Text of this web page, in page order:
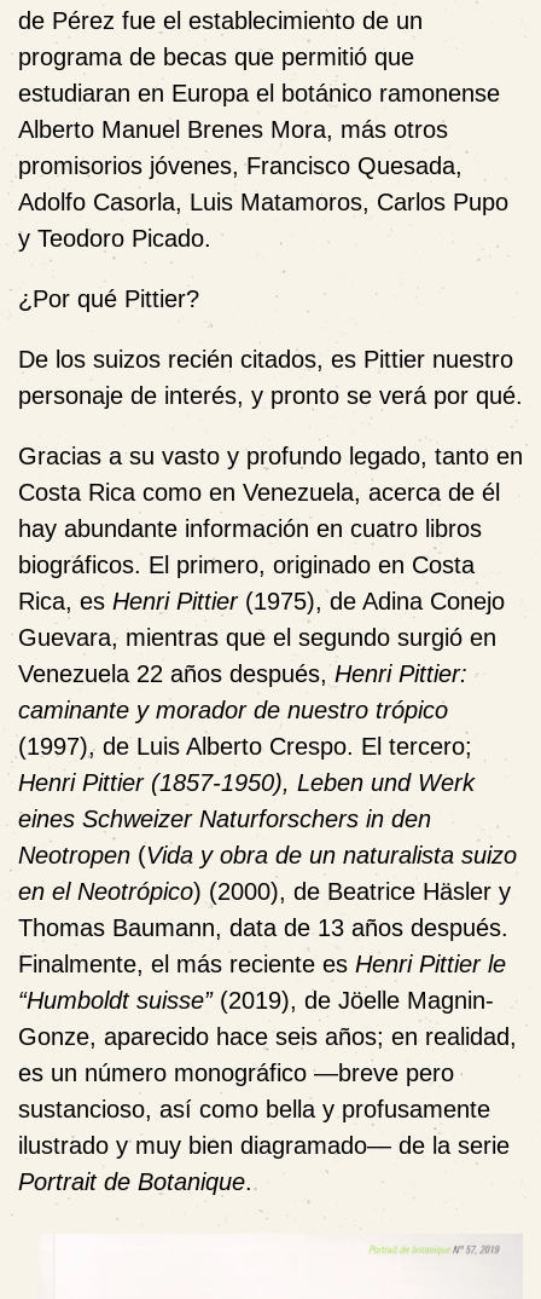
de Pérez fue el establecimiento de un
programa de becas que permitió que
estudiaran en Europa el botánico ramonense
Alberto Manuel Brenes Mora, más otros
promisorios jóvenes, Francisco Quesada,
Adolfo Casorla, Luis Matamoros, Carlos Pupo
y Teodoro Picado.
¿Por qué Pittier?
De los suizos recién citados, es Pittier nuestro
personaje de interés, y pronto se verá por qué.
Gracias a su vasto y profundo legado, tanto en
Costa Rica como en Venezuela, acerca de él
hay abundante información en cuatro libros
biográficos. El primero, originado en Costa
Rica, es Henri Pittier(1975), de Adina Conejo
Guevara, mientras que el segundo surgió en
Venezuela 22 años después,Henri Pittier:
caminante y morador de nuestro trópico
(1997), de Luis Alberto Crespo. El tercero;
Henri Pittier (1857-1950), Leben und Werk
eines Schweizer Naturforschers in den
Neotropen (Vida y obra de un naturalista suizo
en el Neotrópico) (2000), de Beatrice Häsler y
Thomas Baumann, data de 13 años después.
Finalmente, el más reciente es Henri Pittier le
“Humboldt suisse”(2019), de Jöelle Magnin-
Gonze, aparecido hace seis años; en realidad,
es un número monográfico —breve pero
sustancioso, así como bella y profusamente
ilustrado y muy bien diagramado— de la serie
Portrait de Botanique.